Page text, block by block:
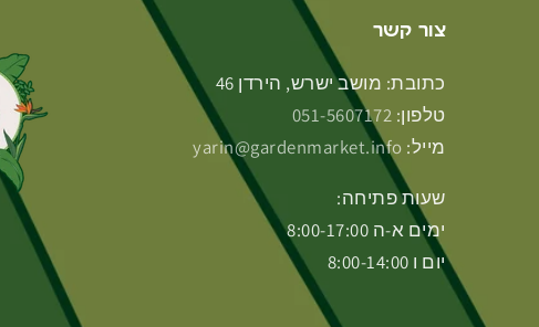
צור קשר
כתובת: מושב ישרש, הירדן 46
טלפון: 051-5607172
מייל: yarin@gardenmarket.info
שעות פתיחה:
ימים א-ה 8:00-17:00
יום ו 8:00-14:00